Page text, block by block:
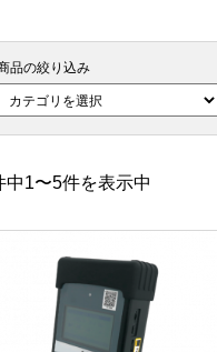
品の絞り込み
中1〜5件を表示中